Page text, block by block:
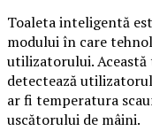
Toaleta inteligentă
modului în care
utilizatorului. Această
detectează
ar fi temperatura
uscătorului de mâini.